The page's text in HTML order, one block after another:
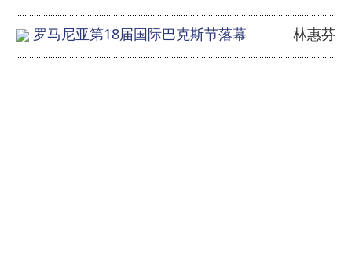
罗马尼亚第18届国际巴克斯节落幕 林惠芬